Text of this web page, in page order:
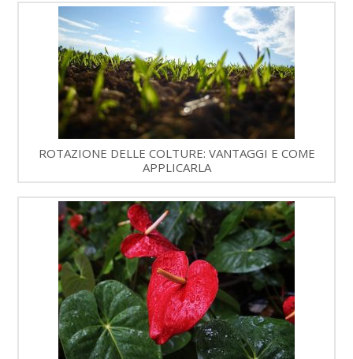
ROTAZIONE DELLE COLTURE: VANTAGGI E COME
APPLICARLA